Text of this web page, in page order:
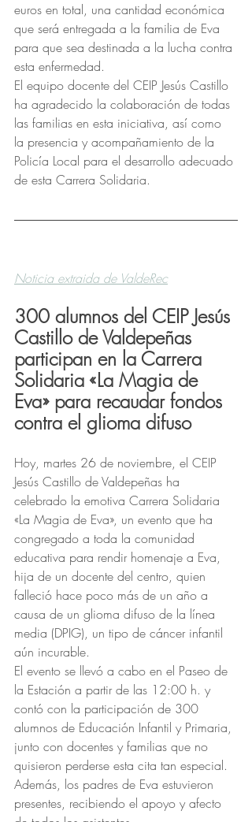
euros en total, una cantidad económica
que será entregada a la familia de Eva
para que sea destinada a la lucha contra
esta enfermedad.
El equipo docente del CEIP Jesús Castillo
ha agradecido la colaboración de todas
las familias en esta iniciativa, así como
la presencia y acompañamiento de la
Policía Local para el desarrollo adecuado
de esta Carrera Solidaria.
Noticia extraida de ValdeRec
300 alumnos del CEIP Jesús
Castillo de Valdepeñas
participan en la Carrera
Solidaria «La Magia de
Eva» para recaudar fondos
contra el glioma difuso
Hoy, martes 26 de noviembre, el CEIP
Jesús Castillo de Valdepeñas ha
celebrado la emotiva Carrera Solidaria
«La Magia de Eva», un evento que ha
congregado a toda la comunidad
educativa para rendir homenaje a Eva,
hija de un docente del centro, quien
falleció hace poco más de un año a
causa de un glioma difuso de la línea
media (DPIG), un tipo de cáncer infantil
aún incurable.
El evento se llevó a cabo en el Paseo de
la Estación a partir de las 12:00 h. y
contó con la participación de 300
alumnos de Educación Infantil y Primaria,
junto con docentes y familias que no
quisieron perderse esta cita tan especial.
Además, los padres de Eva estuvieron
presentes, recibiendo el apoyo y afecto